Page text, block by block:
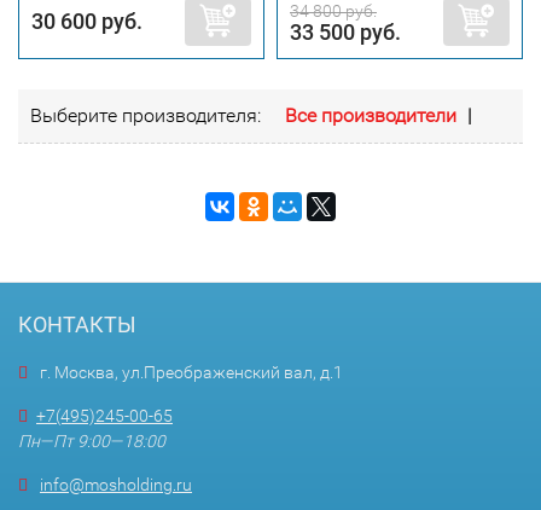
30 600 руб. 34 800 руб.
33 500 руб.
Выберите производителя: Все производители |
КОНТАКТЫ
г. Москва, ул.Преображенский вал, д.1
+7(495)245-00-65
Пн—Пт 9:00—18:00
info@mosholding.ru